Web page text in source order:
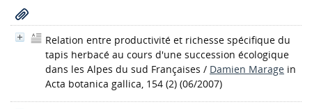
Relation entre productivité et richesse spécifique du
tapis herbacé au cours d'une succession écologique
dans les Alpes du sud Françaises / Damien Marage in
Acta botanica gallica, 154 (2) (06/2007)